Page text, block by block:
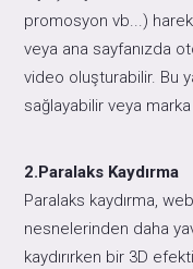
promosyon vb...)
veya ana sayfanızda
video oluşturabilir. Bu
sağlayabilir veya
2.Paralaks Kaydırma
Paralaks kaydırma,
nesnelerinden daha
kaydırırken bir 3D